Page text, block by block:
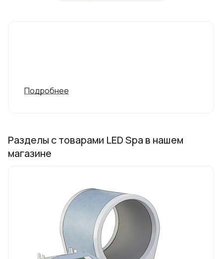
Подробнее
Разделы с товарами LED Spa в нашем
магазине